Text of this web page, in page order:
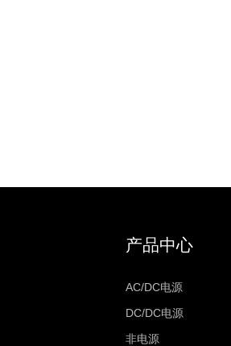
产品中心
AC/DC电源
DC/DC电源
非电源